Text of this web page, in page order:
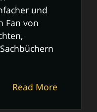
und
Fan von
Read More